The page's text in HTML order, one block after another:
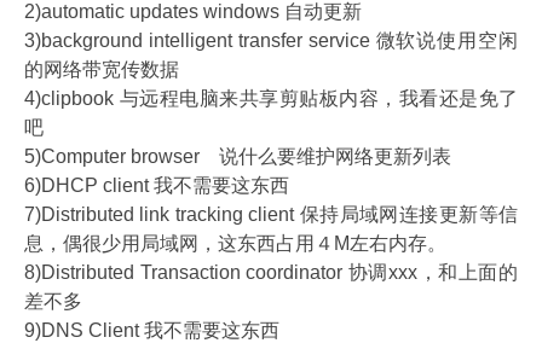
2)automatic updates windows 自动更新
3)background intelligent transfer service 微软说使用空闲
的网络带宽传数据
4)clipbook 与远程电脑来共享剪贴板内容，我看还是免了
吧
5)Computer browser 说什么要维护网络更新列表
6)DHCP client 我不需要这东西
7)Distributed link tracking client 保持局域网连接更新等信
息，偶很少用局域网，这东西占用４M左右内存。
8)Distributed Transaction coordinator 协调xxx，和上面的
差不多
9)DNS Client 我不需要这东西